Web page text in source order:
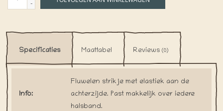
-
Specificaties Maattabel Reviews (0)
Info:
Fluwelen strikje met elastiek aan de
achterzijde. Past makkelijk over iedere
halsband.